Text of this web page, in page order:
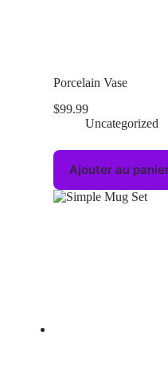
Porcelain Vase
$99.99
Uncategorized
Ajouter au